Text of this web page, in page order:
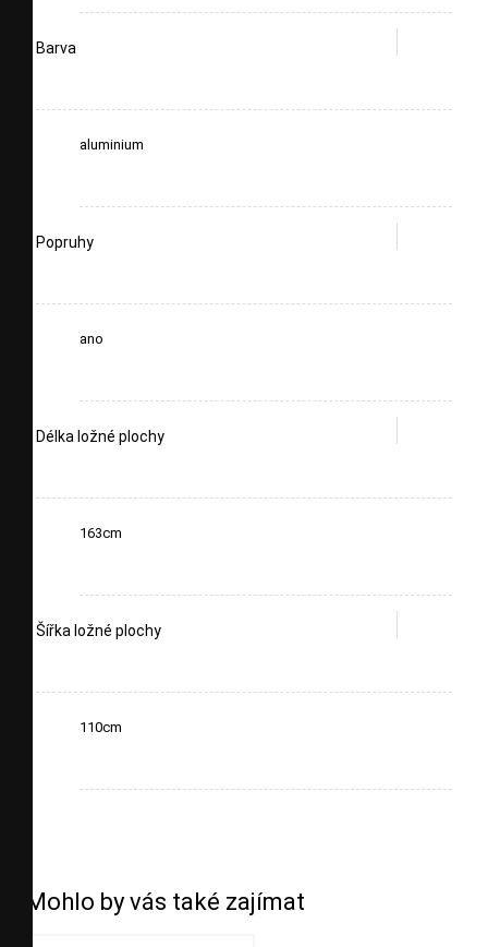
Barva
aluminium
Popruhy
ano
Délka ložné plochy
163cm
Šířka ložné plochy
110cm
Mohlo by vás také zajímat